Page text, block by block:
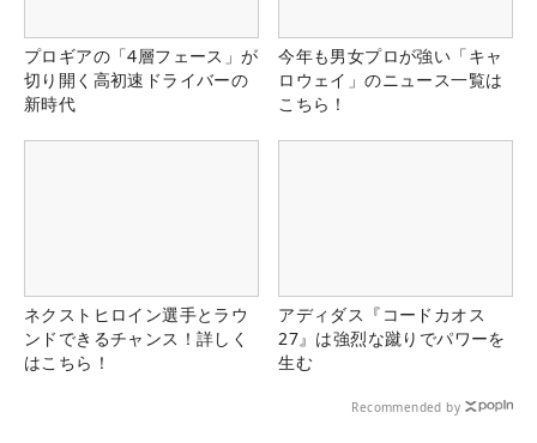
プロギアの「4層フェース」が
切り開く高初速ドライバーの
新時代
今年も男女プロが強い「キャ
ロウェイ」のニュース一覧は
こちら！
ネクストヒロイン選手とラウ
ンドできるチャンス！詳しく
はこちら！
アディダス『コードカオス
27』は強烈な蹴りでパワーを
生む
Recommended by